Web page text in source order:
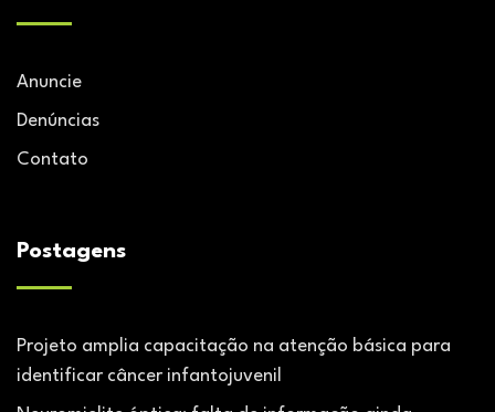
Anuncie
Denúncias
Contato
Postagens
Projeto amplia capacitação na atenção básica para
identificar câncer infantojuvenil